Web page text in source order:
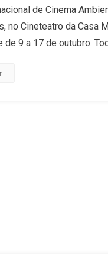
de Cinema
no Cineteatro da Casa
de 9 a 17 de outubro.